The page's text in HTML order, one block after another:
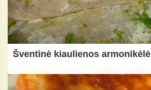
Šventinė kiaulienos armonikėlė